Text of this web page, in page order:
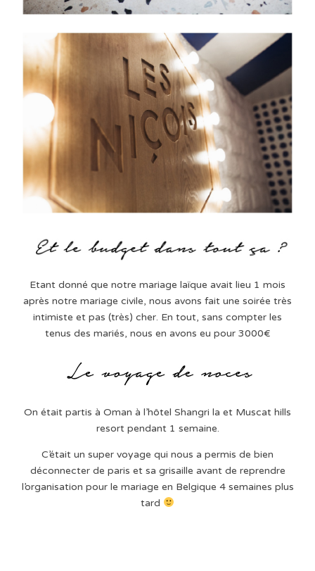
Etant donné que notre mariage laïque avait lieu 1 mois
après notre mariage civile, nous avons fait une soirée très
intimiste et pas (très) cher. En tout, sans compter les
tenus des mariés, nous en avons eu pour 3000€
On était partis à Oman à l’hôtel Shangri la et Muscat hills
resort pendant 1 semaine.
C’était un super voyage qui nous a permis de bien
déconnecter de paris et sa grisaille avant de reprendre
l’organisation pour le mariage en Belgique 4 semaines plus
tard